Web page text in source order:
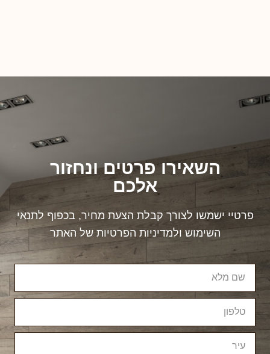
השאירו פרטים ונחזור
אלכם
פרטיי ישמשו לצורך קבלת הצעת מחיר, בכפוף לתנאי
השימוש ולמדיניות הפרטיות של האתר